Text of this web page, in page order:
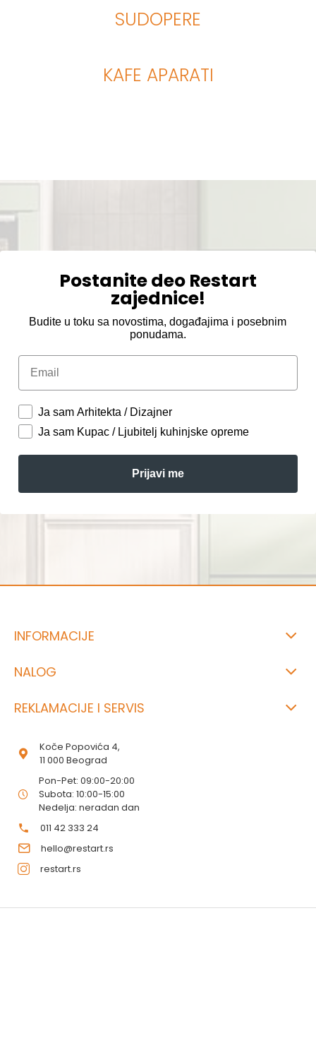
SUDOPERE
KAFE APARATI
Postanite deo Restart
zajednice!
Budite u toku sa novostima, događajima i posebnim
ponudama.
Email
Ja sam Arhitekta / Dizajner
Ja sam Kupac / Ljubitelj kuhinjske opreme
Prijavi me
INFORMACIJE
NALOG
REKLAMACIJE I SERVIS
Koče Popovića 4,
11 000 Beograd
Pon-Pet: 09:00-20:00
Subota: 10:00-15:00
Nedelja: neradan dan
011 42 333 24
hello@restart.rs
restart.rs